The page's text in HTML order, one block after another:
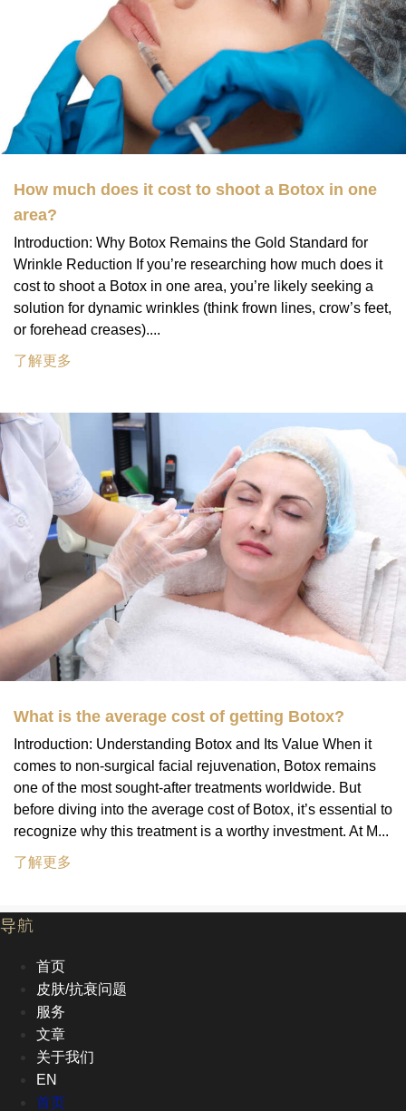
How much does it cost to shoot a Botox in one
area?
Introduction: Why Botox Remains the Gold Standard for
Wrinkle Reduction If you’re researching how much does it
cost to shoot a Botox in one area, you’re likely seeking a
solution for dynamic wrinkles (think frown lines, crow’s feet,
or forehead creases)....
了解更多
What is the average cost of getting Botox?
Introduction: Understanding Botox and Its Value When it
comes to non-surgical facial rejuvenation, Botox remains
one of the most sought-after treatments worldwide. But
before diving into the average cost of Botox, it’s essential to
recognize why this treatment is a worthy investment. At M...
了解更多
导航
首页
皮肤/抗衰问题
服务
文章
关于我们
EN
首页